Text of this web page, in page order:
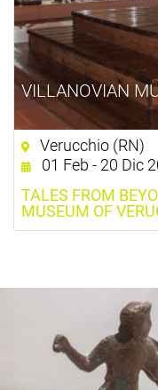
VILLANOVIAN
Verucchio (RN)
01 Feb - 20 Dic
TALES FROM
MUSEUM OF